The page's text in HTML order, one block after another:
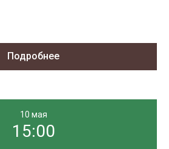
Подробнее
10 мая
15:00